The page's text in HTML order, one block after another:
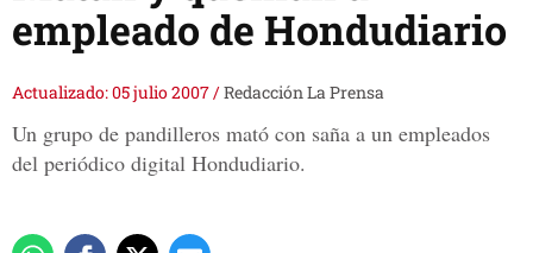
empleado de Hondudiario
Actualizado: 05 julio 2007/Redacción La Prensa
Un grupo de pandilleros mató con saña a un empleados
del periódico digital Hondudiario.